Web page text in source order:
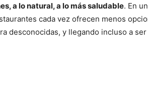
a lo natural, a lo más saludable. En
cada vez ofrecen menos
desconocidas, y llegando incluso a ser